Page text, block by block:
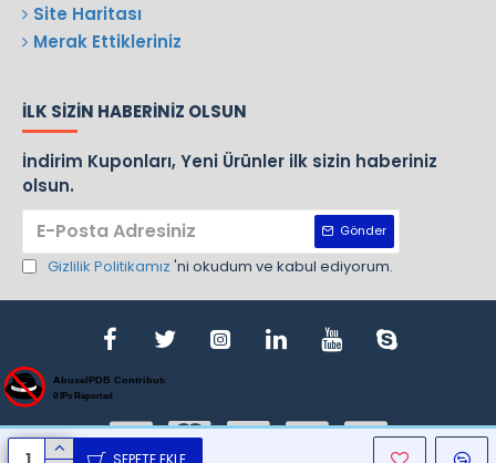
SEPETE EKLE
Site Haritası
Merak Ettikleriniz
İLK SIZIN HABERINIZ OLSUN
İndirim Kuponları, Yeni Ürünler ilk sizin haberiniz
olsun.
Gönder
Gizlilik Politikamız 'ni okudum ve kabul ediyorum.